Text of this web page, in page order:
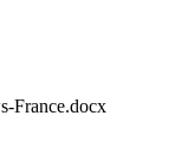
France.docx